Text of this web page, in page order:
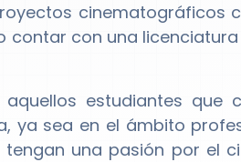
cinematográficos
contar con una
estudiantes que
ya sea en el ámbito
una pasión por el